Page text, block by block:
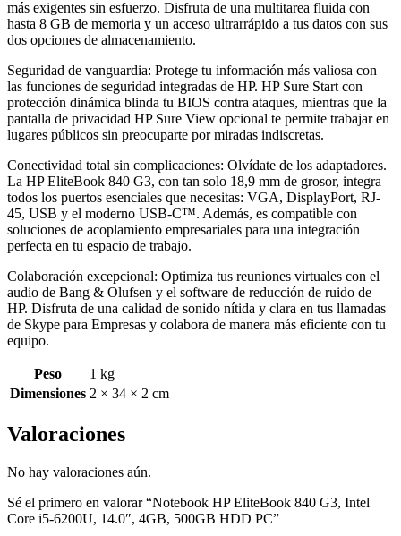
más exigentes sin esfuerzo. Disfruta de una multitarea fluida con
hasta 8 GB de memoria y un acceso ultrarrápido a tus datos con sus
dos opciones de almacenamiento.
Seguridad de vanguardia: Protege tu información más valiosa con
las funciones de seguridad integradas de HP. HP Sure Start con
protección dinámica blinda tu BIOS contra ataques, mientras que la
pantalla de privacidad HP Sure View opcional te permite trabajar en
lugares públicos sin preocuparte por miradas indiscretas.
Conectividad total sin complicaciones: Olvídate de los adaptadores.
La HP EliteBook 840 G3, con tan solo 18,9 mm de grosor, integra
todos los puertos esenciales que necesitas: VGA, DisplayPort, RJ-
45, USB y el moderno USB-C™. Además, es compatible con
soluciones de acoplamiento empresariales para una integración
perfecta en tu espacio de trabajo.
Colaboración excepcional: Optimiza tus reuniones virtuales con el
audio de Bang & Olufsen y el software de reducción de ruido de
HP. Disfruta de una calidad de sonido nítida y clara en tus llamadas
de Skype para Empresas y colabora de manera más eficiente con tu
equipo.
Peso
1 kg
Dimensiones 2 × 34 × 2 cm
Valoraciones
No hay valoraciones aún.
Sé el primero en valorar “Notebook HP EliteBook 840 G3, Intel
Core i5-6200U, 14.0″, 4GB, 500GB HDD PC”